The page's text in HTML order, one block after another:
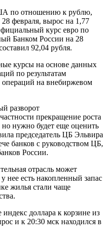
по отношению к рублю,
февраля, вырос на 1,77
курс евро по
Банком России на 28
92,04 рубля.
курсы на основе данных
по результатам
на внебиржевом
разворот
прекращение роста
нужно будет еще оценить
председатель ЦБ Эльвира
банков с руководством ЦБ,
России.
отрасль может
нее есть накопленный запас
жилья стали чаще
доллара к корзине из
и к 20:30 мск находился в